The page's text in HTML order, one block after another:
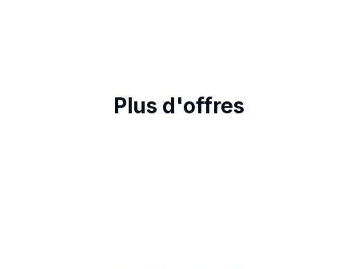
Plus d'offres